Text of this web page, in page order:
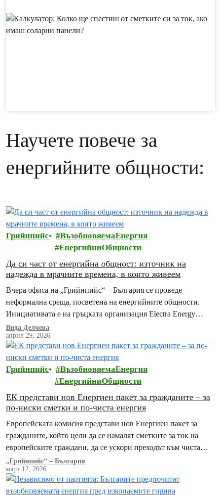
Научете повече за
енергийните общности:
Грийнпийс
ВъзобновяемаЕнергия
ЕнергийниОбщности
Да си част от енергийна общност: източник на
надежда в мрачните времена, в които живеем
Вчера офиса на „Грийнпийс“ – България се проведе
неформална среща, посветена на енергийните общности.
Инициативата е на гръцката организация Electra Energy
Cooperative съвместно с „Грийнпийс“ – България и
Енергийна агенция…
Вида Делчева
април 29, 2026
Грийнпийс
ВъзобновяемаЕнергия
ЕнергийниОбщности
ЕК представи нов Енергиен пакет за гражданите – за
по-ниски сметки и по-чиста енергия
Европейската комисия представи нов Енергиен пакет за
гражданите, който цели да се намалят сметките за ток на
европейските граждани, да се ускори преходът към чиста
енергия и да се предложат…
„Грийнпийс“ – България
март 12, 2026